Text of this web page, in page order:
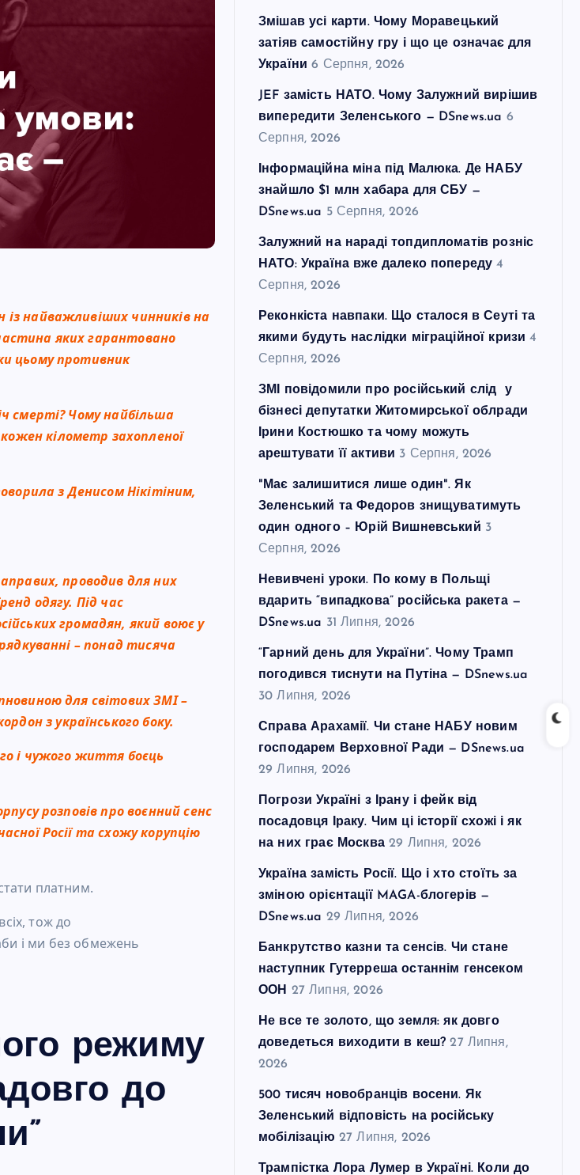
найважливіших чинників на
яких гарантовано
цьому противник
смерті? Чому найбільша
кілометр захопленої
з Денисом Нікітіним,
проводив для них
одягу. Під час
громадян, який воює у
– понад тисяча
для світових ЗМІ –
з українського боку.
і чужого життя боєць
розповів про воєнний сенс
Росії та схожу корупцію
платним.
тож до
і ми без обмежень
режиму
до
Змішав усі карти. Чому Моравецький
затіяв самостійну гру і що це означає для
України 6 Серпня, 2026
JEF замість НАТО. Чому Залужний вирішив
випередити Зеленського — DSnews.ua 6
Серпня, 2026
Інформаційна міна під Малюка. Де НАБУ
знайшло $1 млн хабара для СБУ —
DSnews.ua 5 Серпня, 2026
Залужний на нараді топдипломатів розніс
НАТО: Україна вже далеко попереду 4
Серпня, 2026
Реконкіста навпаки. Що сталося в Сеуті та
якими будуть наслідки міграційної кризи 4
Серпня, 2026
ЗМІ повідомили про російський слід у
бізнесі депутатки Житомирської облради
Ірини Костюшко та чому можуть
арештувати її активи 3 Серпня, 2026
"Має залишитися лише один". Як
Зеленський та Федоров знищуватимуть
один одного – Юрій Вишневський 3
Серпня, 2026
Невивчені уроки. По кому в Польщі
вдарить “випадкова” російська ракета —
DSnews.ua 31 Липня, 2026
“Гарний день для України”. Чому Трамп
погодився тиснути на Путіна — DSnews.ua
30 Липня, 2026
Справа Арахамії. Чи стане НАБУ новим
господарем Верховної Ради — DSnews.ua
29 Липня, 2026
Погрози Україні з Ірану і фейк від
посадовця Іраку. Чим ці історії схожі і як
на них грає Москва 29 Липня, 2026
Україна замість Росії. Що і хто стоїть за
зміною орієнтації MAGA-блогерів —
DSnews.ua 29 Липня, 2026
Банкрутство казни та сенсів. Чи стане
наступник Гутерреша останнім генсеком
ООН 27 Липня, 2026
Не все те золото, що земля: як довго
доведеться виходити в кеш? 27 Липня,
2026
500 тисяч новобранців восени. Як
Зеленський відповість на російську
мобілізацію 27 Липня, 2026
Трампістка Лора Лумер в Україні. Коли до